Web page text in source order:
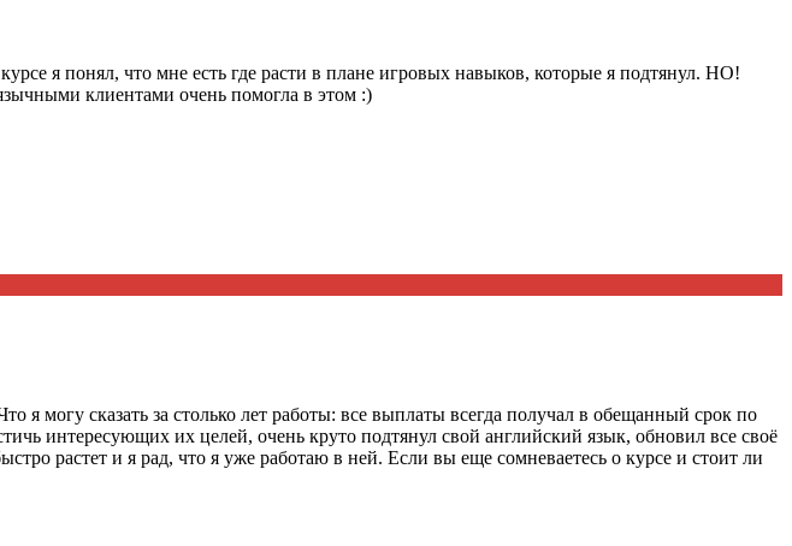
я понял, что мне есть где расти в плане игровых навыков, которые я подтянул. НО!
клиентами очень помогла в этом :)
я могу сказать за столько лет работы: все выплаты всегда получал в обещанный срок по
интересующих их целей, очень круто подтянул свой английский язык, обновил все своё
растет и я рад, что я уже работаю в ней. Если вы еще сомневаетесь о курсе и стоит ли